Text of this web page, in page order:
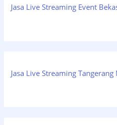
Jasa Live Streaming Event
Jasa Live Streaming Tangerang